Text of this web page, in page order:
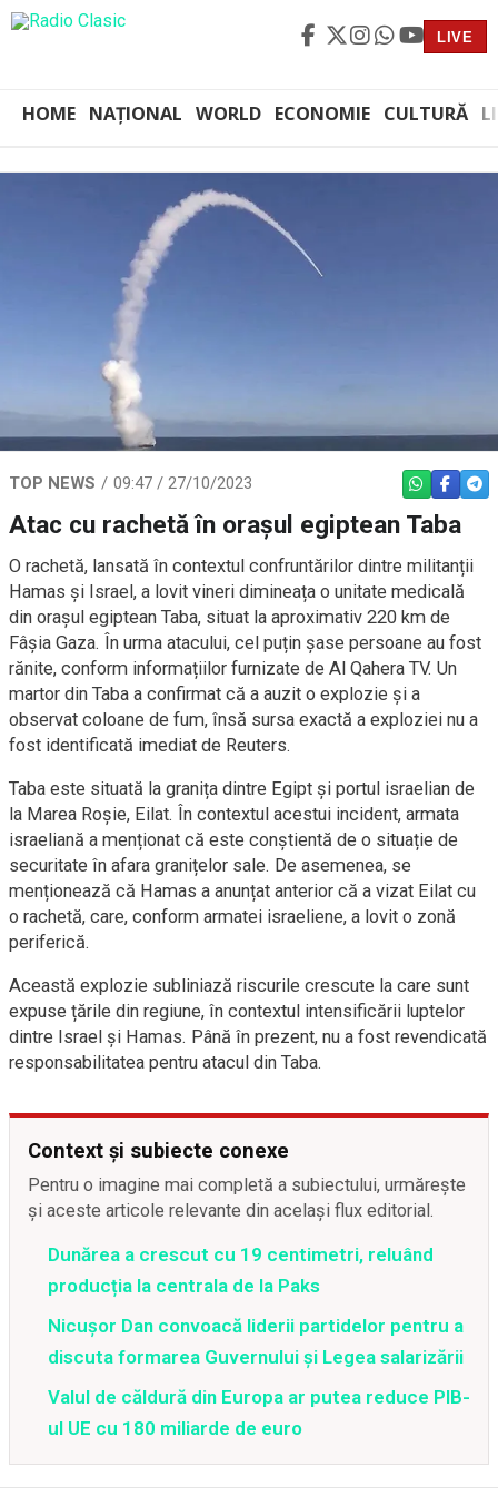
LIVE
HOME NAȚIONAL WORLD ECONOMIE CULTURĂ
TOP NEWS 09:47 / 27/10/2023 WHATSAPP
Atac cu rachetă în orașul egiptean Taba
O rachetă, lansată în contextul confruntărilor dintre militanții
Hamas și Israel, a lovit vineri dimineața o unitate medicală
din orașul egiptean Taba, situat la aproximativ 220 km de
Fâșia Gaza. În urma atacului, cel puțin șase persoane au fost
rănite, conform informațiilor furnizate de Al Qahera TV. Un
martor din Taba a confirmat că a auzit o explozie și a
observat coloane de fum, însă sursa exactă a exploziei nu a
fost identificată imediat de Reuters.
Taba este situată la granița dintre Egipt și portul israelian de
la Marea Roșie, Eilat. În contextul acestui incident, armata
israeliană a menționat că este conștientă de o situație de
securitate în afara granițelor sale. De asemenea, se
menționează că Hamas a anunțat anterior că a vizat Eilat cu
o rachetă, care, conform armatei israeliene, a lovit o zonă
periferică.
Această explozie subliniază riscurile crescute la care sunt
expuse țările din regiune, în contextul intensificării luptelor
dintre Israel și Hamas. Până în prezent, nu a fost revendicată
responsabilitatea pentru atacul din Taba.
Context și subiecte conexe
Pentru o imagine mai completă a subiectului, urmărește
și aceste articole relevante din același flux editorial.
Dunărea a crescut cu 19 centimetri, reluând
producția la centrala de la Paks
Nicușor Dan convoacă liderii partidelor pentru a
discuta formarea Guvernului și Legea salarizării
Valul de căldură din Europa ar putea reduce PIB-
ul UE cu 180 miliarde de euro